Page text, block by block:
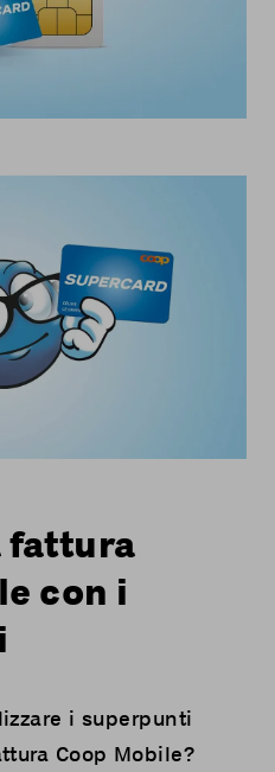
fattura
con i
i superpunti
Coop Mobile?